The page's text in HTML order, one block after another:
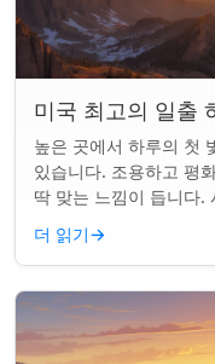
미국 최고의 일출
높은 곳에서 하루의 첫
있습니다. 조용하고 평
딱 맞는 느낌이 듭니다.
일출 하이킹은 평범한
더 읽기→